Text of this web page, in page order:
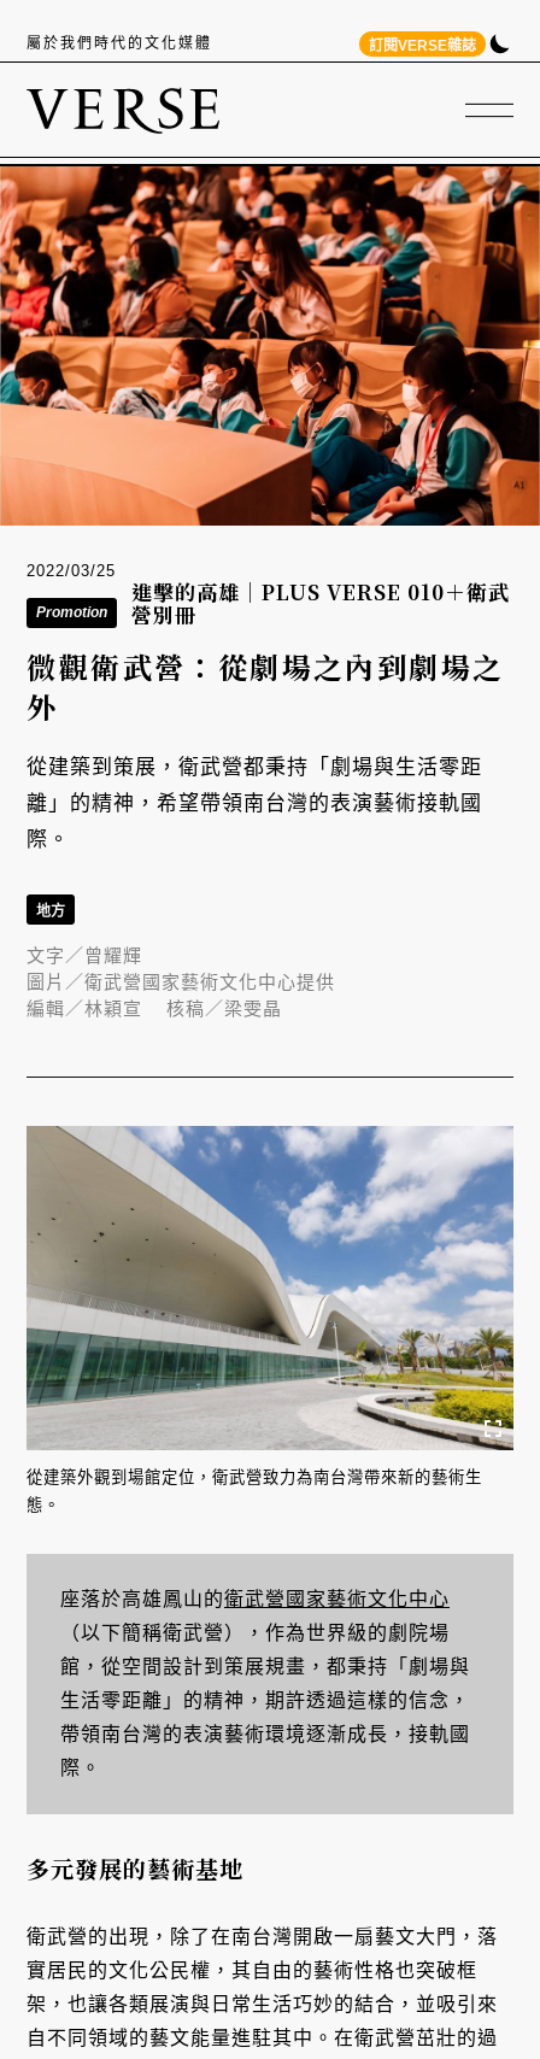
屬於我們時代的文化媒體 訂閱VERSE雜誌
2022/03/25
Promotion
進擊的高雄｜PLUS VERSE 010＋衛武
營別冊​
微觀衛武營：從劇場之內到劇場之
外
從建築到策展，衛武營都秉持「劇場與生活零距
離」的精神，希望帶領南台灣的表演藝術接軌國
際。
從建築外觀到場館定位，衛武營致力為南台灣帶來新的藝術生
態。
座落於高雄鳳山的衛武營國家藝術文化中心
（以下簡稱衛武營），作為世界級的劇院場
館，從空間設計到策展規畫，都秉持「劇場與
生活零距離」的精神，期許透過這樣的信念，
帶領南台灣的表演藝術環境逐漸成長，接軌國
際。
多元發展的藝術基地
衛武營的出現，除了在南台灣開啟一扇藝文大門，落
實居民的文化公民權，其自由的藝術性格也突破框
架，也讓各類展演與日常生活巧妙的結合，並吸引來
自不同領域的藝文能量進駐其中。在衛武營茁壯的過
地方
文字／ 曾耀輝
圖片／衛武營國家藝術文化中心提供
編輯／林穎宣 核稿／梁雯晶